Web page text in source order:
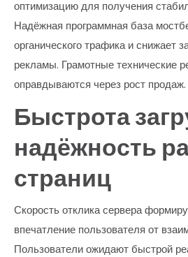
оптимизацию для получения
Надёжная программная база
органического трафика и снижает
рекламы. Грамотные технические
оправдываются через рост продаж.
Быстрота
надёжность
страниц
Скорость отклика сервера
впечатление пользователя от
Пользователи ожидают быстрой